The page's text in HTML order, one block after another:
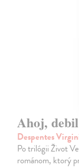
Ahoj, debil
Despentes
Po trilógii Život
románom, ktorý